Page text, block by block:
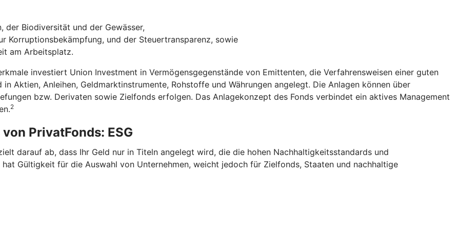
der Biodiversität und der Gewässer,
Korruptionsbekämpfung, und der Steuertransparenz, sowie
am Arbeitsplatz.
investiert Union Investment in Vermögensgegenstände von Emittenten, die Verfahrensweisen einer guten
in Aktien, Anleihen, Geldmarktinstrumente, Rohstoffe und Währungen angelegt. Die Anlagen können über
bzw. Derivaten sowie Zielfonds erfolgen. Das Anlagekonzept des Fonds verbindet ein aktives Management
2
PrivatFonds: ESG
darauf ab, dass Ihr Geld nur in Titeln angelegt wird, die die hohen Nachhaltigkeitsstandards und
Gültigkeit für die Auswahl von Unternehmen, weicht jedoch für Zielfonds, Staaten und nachhaltige